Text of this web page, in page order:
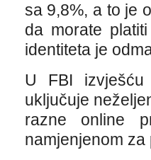
sa 9,8%, a to je
da morate
identiteta je
U FBI izvješću
uključuje
razne online
namjenjenom za